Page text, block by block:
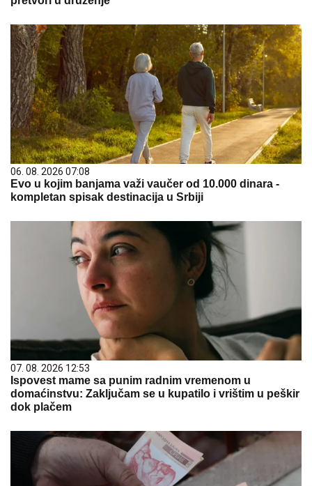
06. 08. 2026 07:08
Evo u kojim banjama važi vaučer od 10.000 dinara -
kompletan spisak destinacija u Srbiji
07. 08. 2026 12:53
Ispovest mame sa punim radnim vremenom u
domaćinstvu: Zaključam se u kupatilo i vrištim u peškir
dok plačem